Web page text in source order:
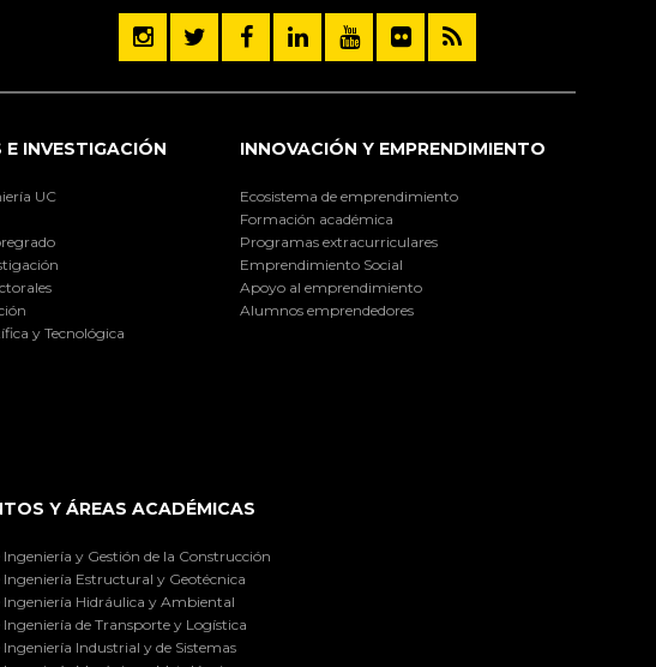
INVESTIGACIÓN
UC
y Tecnológica
INNOVACIÓN Y EMPRENDIMIENTO
Ecosistema de emprendimiento
Formación académica
Programas extracurriculares
Emprendimiento Social
Apoyo al emprendimiento
Alumnos emprendedores
Y ÁREAS ACADÉMICAS
y Gestión de la Construcción
Estructural y Geotécnica
Hidráulica y Ambiental
de Transporte y Logística
Industrial y de Sistemas